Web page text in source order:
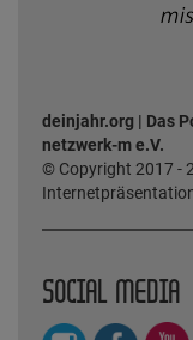
deinjahr.org | Das
netzwerk-m e.V.
© Copyright 2017 -
SOCIAL MEDIA